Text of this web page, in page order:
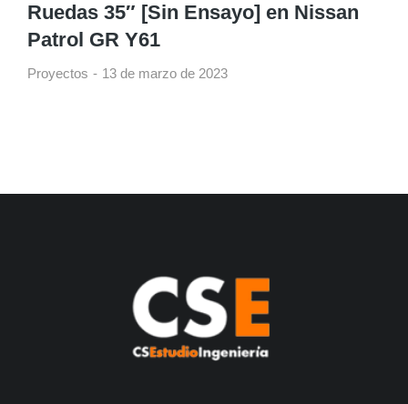
Ruedas 35″ [Sin Ensayo] en Nissan
Patrol GR Y61
Proyectos 13 de marzo de 2023